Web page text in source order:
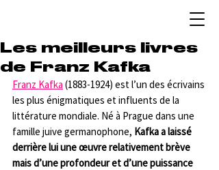
Les meilleurs livres
de Franz Kafka
Franz Kafka (1883-1924) est l’un des écrivains
les plus énigmatiques et influents de la
littérature mondiale. Né à Prague dans une
famille juive germanophone, Kafka a laissé
derrière lui une œuvre relativement brève
mais d’une profondeur et d’une puissance